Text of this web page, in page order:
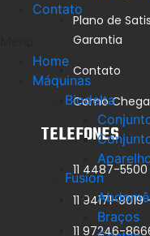
Contato
Home
Máquinas
Biodelta
Fusion
Braços
Plano de
Garantia
Contato
Como
TELEFONES
11 4487-
11 94171-
11 97246-